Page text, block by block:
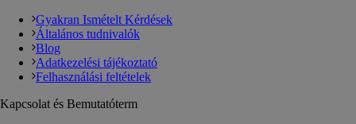
Gyakran Ismételt Kérdések
Általános tudnivalók
Blog
Adatkezelési tájékoztató
Felhasználási feltételek
Kapcsolat és Bemutatóterm